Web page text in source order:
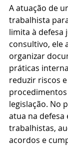
A atuação de
trabalhista
limita à defesa
consultivo, ele
organizar
práticas
reduzir riscos
legislação. No
atua na
trabalhistas,
acordos e